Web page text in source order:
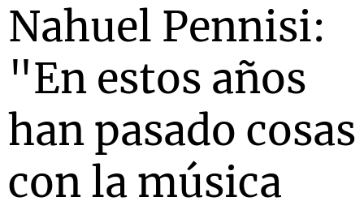
Nahuel Pennisi:
"En estos años
han pasado cosas
con la música